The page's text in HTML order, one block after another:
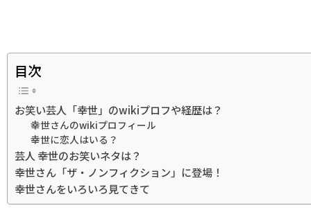
目次
お笑い芸人「幸世」のwikiプロフや経歴は？
幸世さんのwikiプロフィール
幸世に恋人はいる？
芸人 幸世のお笑いネタは？
幸世さん「ザ・ノンフィクション」に登場！
幸世さんをいろいろ見てきて